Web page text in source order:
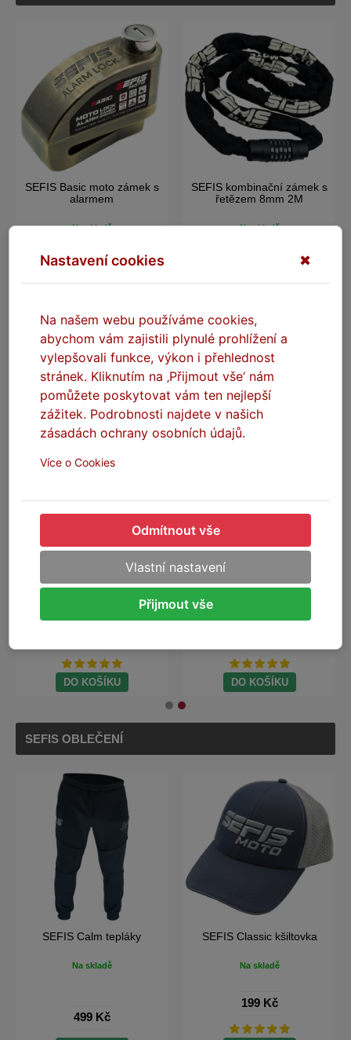
SEFIS Basic moto zámek s
alarmem
Na skladě
DO KOŠÍKU
SEFIS kombinační zámek s
řetězem 8mm 2M
Na skladě
DO KOŠÍKU
ŠÉFISOVY DROBNOSTI
SEFIS samolepka 95x60mm
DO KOŠÍKU
SEFIS Šéfis klíčenka -
stafordšírský bulteriér
DO KOŠÍKU
SEFIS OBLEČENÍ
SEFIS Calm tepláky
Na skladě
499 Kč
SEFIS Classic kšiltovka
Na skladě
199 Kč
Nastavení cookies ✖
Na našem webu používáme cookies,
abychom vám zajistili plynulé prohlížení a
vylepšovali funkce, výkon i přehlednost
stránek. Kliknutím na ‚Přijmout vše‘ nám
pomůžete poskytovat vám ten nejlepší
zážitek. Podrobnosti najdete v našich
zásadách ochrany osobních údajů.
Více o Cookies
Odmítnout vše
Vlastní nastavení
Přijmout vše